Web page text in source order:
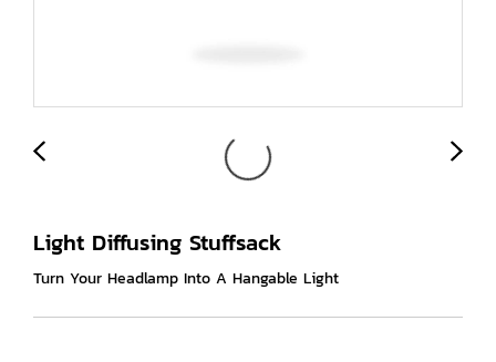
Light Diffusing Stuffsack
Turn Your Headlamp Into A Hangable Light